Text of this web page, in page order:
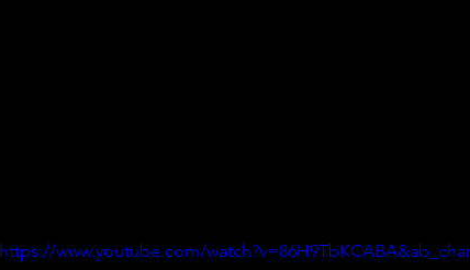
https://www.youtube.com/